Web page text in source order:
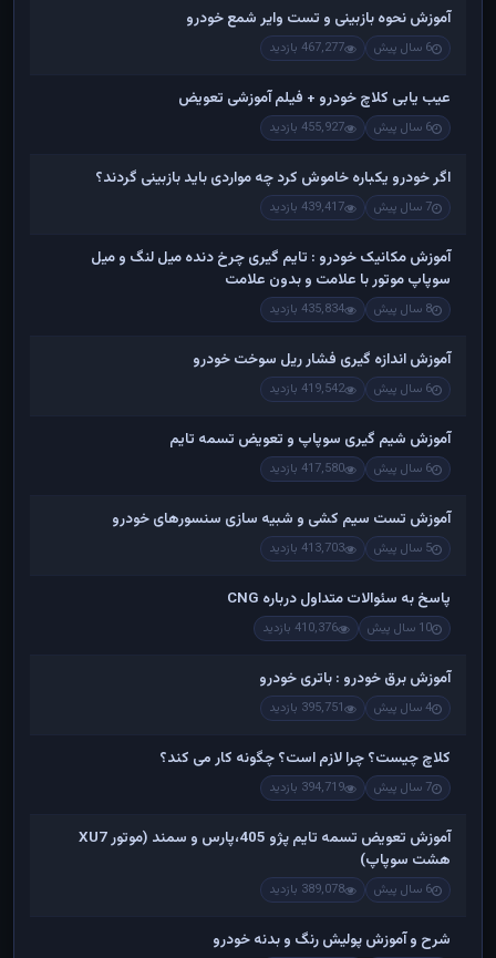
آموزش نحوه بازبینی و تست وایر شمع خودرو
6 سال پیش 467,277 بازدید
عیب یابی کلاچ خودرو + فیلم آموزشی تعویض
6 سال پیش 455,927 بازدید
اگر خودرو یکباره خاموش کرد چه مواردی باید بازبینی گردند؟
7 سال پیش 439,417 بازدید
آموزش مکانیک خودرو : تایم گیری چرخ دنده میل لنگ و میل
سوپاپ موتور با علامت و بدون علامت
8 سال پیش 435,834 بازدید
آموزش اندازه گیری فشار ریل سوخت خودرو
6 سال پیش 419,542 بازدید
آموزش شیم گیری سوپاپ و تعویض تسمه تایم
6 سال پیش 417,580 بازدید
آموزش تست سیم کشی و شبیه سازی سنسورهای خودرو
5 سال پیش 413,703 بازدید
پاسخ به سئوالات متداول درباره CNG
10 سال پیش 410,376 بازدید
آموزش برق خودرو : باتری خودرو
4 سال پیش 395,751 بازدید
کلاچ چیست؟ چرا لازم است؟ چگونه کار می کند؟
7 سال پیش 394,719 بازدید
آموزش تعویض تسمه تایم پژو 405،پارس و سمند (موتور XU7
هشت سوپاپ)
6 سال پیش 389,078 بازدید
شرح و آموزش پولیش رنگ و بدنه خودرو